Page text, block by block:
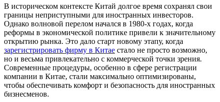
В историческом контексте Китай долгое время сохранял свои
границы неприступными для иностранных инвесторов.
Однако волновой перелом начался в 1980-х годах, когда
реформы в экономической политике привели к значительному
открытию рынка. Это дало старт новому этапу, когда
зарегистрировать фирму в Китае стало не просто возможно,
но и весьма привлекательно с коммерческой точки зрения.
Современные процедуры, особенно в сфере регистрации
компании в Китае, стали максимально оптимизированы,
чтобы обеспечивать комфорт и безопасность для иностранных
бизнесменов.